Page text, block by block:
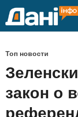
О
п
у
б
л
Топ новости
закон о